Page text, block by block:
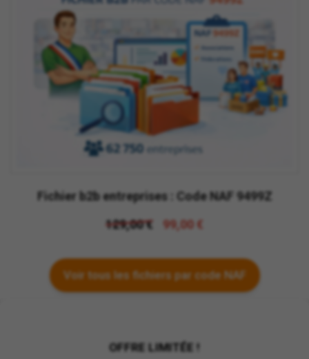
Fichier b2b entreprises : Code NAF 9499Z
129,00 €
99,00 €
Voir tous les fichiers par code NAF
OFFRE LIMITÉE !